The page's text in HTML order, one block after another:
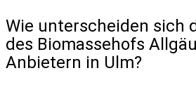
Wie unterscheiden sich
des Biomassehofs
Anbietern in Ulm?